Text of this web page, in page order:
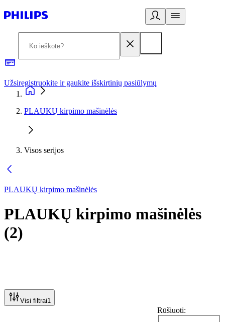
Užsiregistruokite ir gaukite išskirtinių pasiūlymų
PLAUKŲ kirpimo mašinėlės
Visos serijos
PLAUKŲ kirpimo mašinėlės
PLAUKŲ kirpimo mašinėlės
(2)
Visi filtrai1
Rūšiuoti: